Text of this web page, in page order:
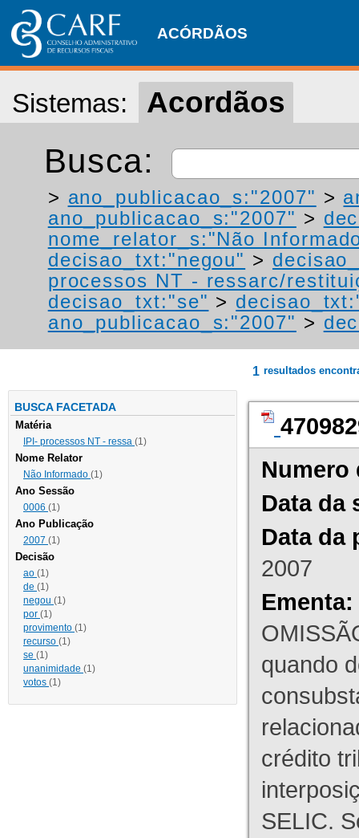
ACÓRDÃOS
Sistemas: Acordãos
Busca:
> ano_publicacao_s:"2007" >
ano_publicacao_s:"2007" >
nome_relator_s:"Não
decisao_txt:"negou" >
processos NT - ressarc/
decisao_txt:"se" >
ano_publicacao_s:"2007" >
BUSCA FACETADA
Matéria
IPI- processos NT - ressa (1)
Nome Relator
Não Informado (1)
Ano Sessão
0006 (1)
Ano Publicação
2007 (1)
Decisão
ao (1)
de (1)
negou (1)
por (1)
provimento (1)
recurso (1)
se (1)
unanimidade (1)
votos (1)
1 resultados
Numero
Data da
Data da
2007
Ementa:
quando
crédito
SELIC.